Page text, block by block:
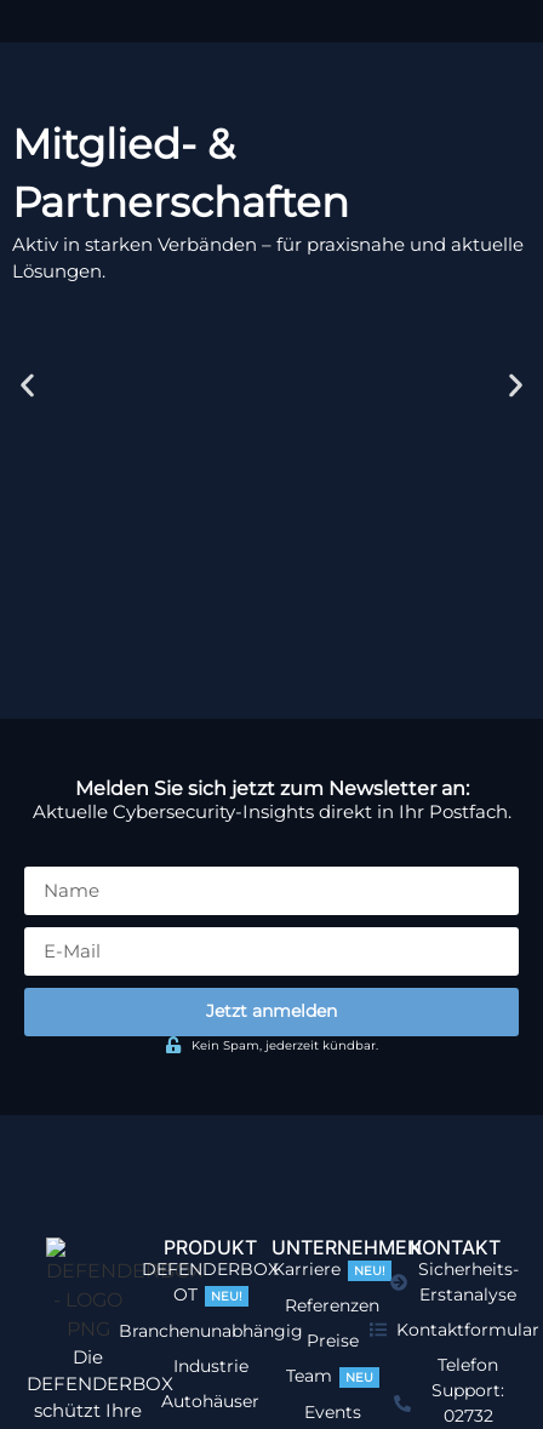
Mitglied- &
Partnerschaften
Aktiv in starken Verbänden – für praxisnahe und aktuelle
Lösungen.
Melden Sie sich jetzt zum Newsletter an:
Aktuelle Cybersecurity-Insights direkt in Ihr Postfach.
Jetzt anmelden
Kein Spam, jederzeit kündbar.
Die
DEFENDERBOX
schützt Ihre
PRODUKT
DEFENDERBOX
OT
NEU!
Branchenunabhängig
Industrie
Autohäuser
UNTERNEHMEN
Karriere NEU!
Referenzen
Preise
Team
NEU
Events
KONTAKT
Sicherheits-
Erstanalyse
Kontaktformular
Telefon
Support:
02732